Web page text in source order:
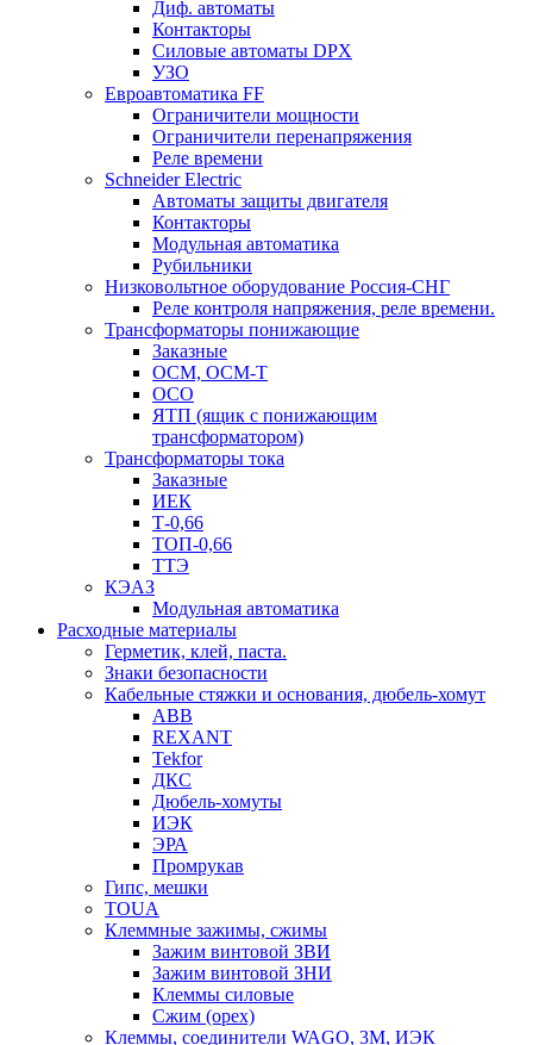
Диф. автоматы
Контакторы
Силовые автоматы DPX
УЗО
Евроавтоматика FF
Ограничители мощности
Ограничители перенапряжения
Реле времени
Schneider Electric
Автоматы защиты двигателя
Контакторы
Модульная автоматика
Рубильники
Низковольтное оборудование Россия-СНГ
Реле контроля напряжения, реле времени.
Трансформаторы понижающие
Заказные
ОСМ, ОСМ-Т
ОСО
ЯТП (ящик с понижающим
трансформатором)
Трансформаторы тока
Заказные
ИЕК
Т-0,66
ТОП-0,66
ТТЭ
КЭАЗ
Модульная автоматика
Расходные материалы
Герметик, клей, паста.
Знаки безопасности
Кабельные стяжки и основания, дюбель-хомут
ABB
REXANT
Tekfor
ДКС
Дюбель-хомуты
ИЭК
ЭРА
Промрукав
Гипс, мешки
TOUA
Клеммные зажимы, сжимы
Зажим винтовой ЗВИ
Зажим винтовой ЗНИ
Клеммы силовые
Сжим (орех)
Клеммы, соединители WAGO, 3M, ИЭК